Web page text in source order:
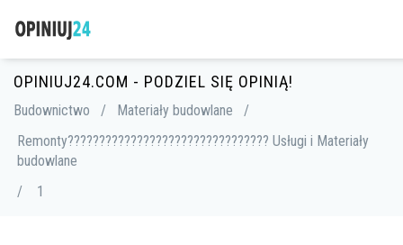
OPINIUJ24.COM - PODZIEL SIĘ OPINIĄ!
Budownictwo / Materiały budowlane
/
Remonty????????????????????????????????️ Usługi i Materiały
budowlane
/
1